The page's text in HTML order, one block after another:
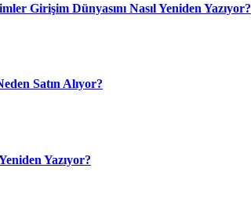
Girişim Dünyasını Nasıl Yeniden Yazıyor?
Satın Alıyor?
Yazıyor?